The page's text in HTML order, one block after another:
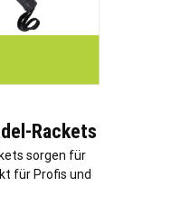
Rackets
sorgen für
für Profis und